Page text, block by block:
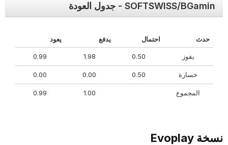
SOFTSWISS/BGamin - جدول العودة
حدث احتمال يدفع يعود
يفوز 0.50
1.98
0.99
خسارة 0.50
0.00
0.00
المجموع 1.00
0.99
نسخة Evoplay